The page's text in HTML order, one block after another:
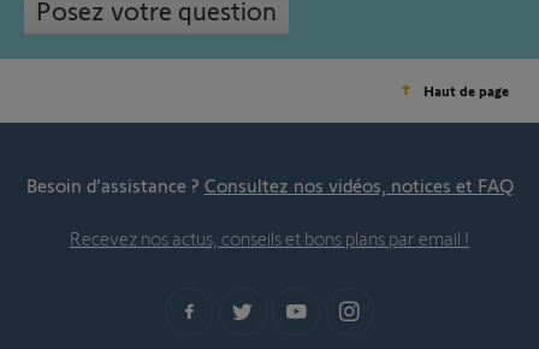
Posez votre question
Haut de page
Besoin d’assistance ? Consultez nos vidéos, notices et FAQ
Recevez nos actus, conseils et bons plans par email !